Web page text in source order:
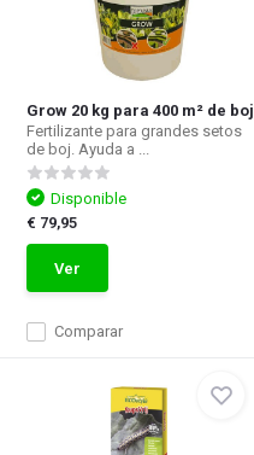
Grow 20 kg para 400 m² de boj
Fertilizante para grandes setos
de boj. Ayuda a ...
Comparar
Disponible
€ 79,95
Ver